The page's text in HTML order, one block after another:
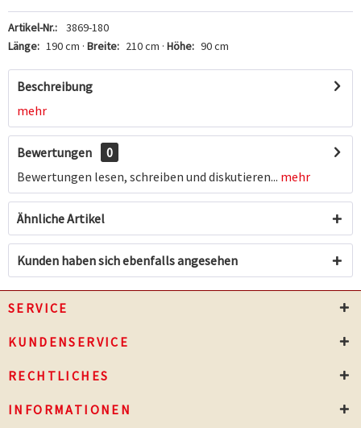
Artikel-Nr.:
3869-180
Länge: 190 cm · Breite: 210 cm · Höhe: 90 cm
Beschreibung
mehr
Bewertungen
0
Bewertungen lesen, schreiben und diskutieren... mehr
Ähnliche Artikel
Kunden haben sich ebenfalls angesehen
SERVICE
KUNDENSERVICE
RECHTLICHES
INFORMATIONEN